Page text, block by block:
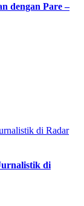
dengan Pare –
di